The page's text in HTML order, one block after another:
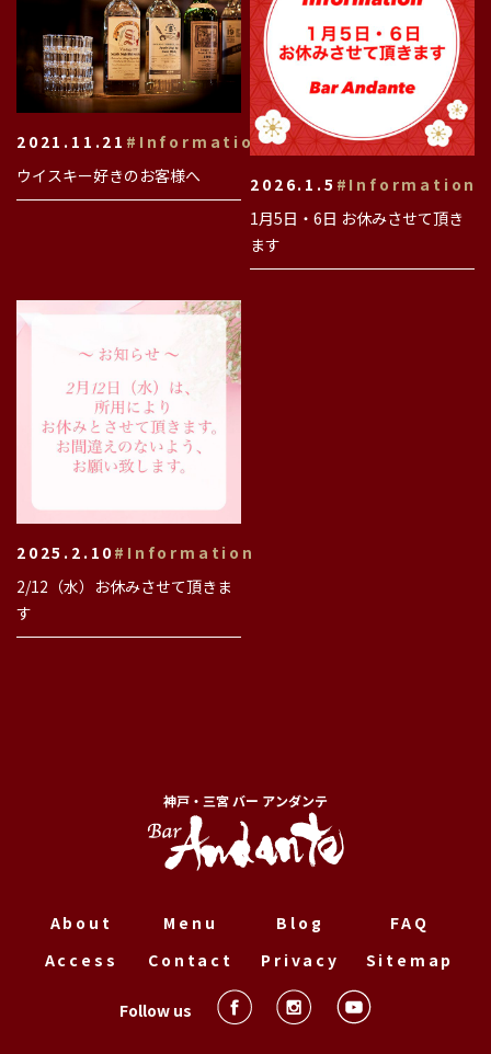
2021.11.21 #Information
ウイスキー好きのお客様へ
2026.1.5 #Information
1月5日・6日 お休みさせて頂き
ます
2025.2.10 #Information
2/12（水）お休みさせて頂きま
す
神戸・三宮 バー アンダンテ
About Menu Blog
FAQ
Access
Contact Privacy Sitemap
Follow us